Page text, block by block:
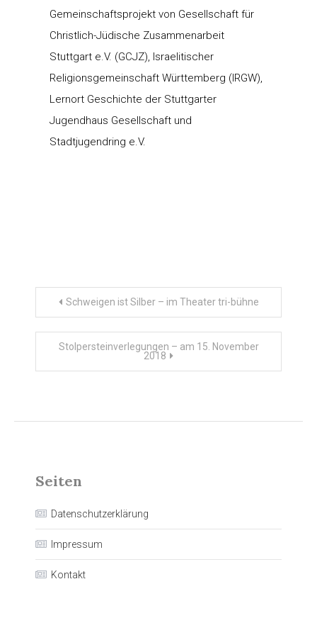
Gemeinschaftsprojekt von Gesellschaft für
Christlich-Jüdische Zusammenarbeit
Stuttgart e.V. (GCJZ), Israelitischer
Religionsgemeinschaft Württemberg (IRGW),
Lernort Geschichte der Stuttgarter
Jugendhaus Gesellschaft und
Stadtjugendring e.V.
Beitragsnavigation
Schweigen ist Silber – im Theater tri-bühne
Stolpersteinverlegungen – am 15. November
2018
Seiten
Datenschutzerklärung
Impressum
Kontakt